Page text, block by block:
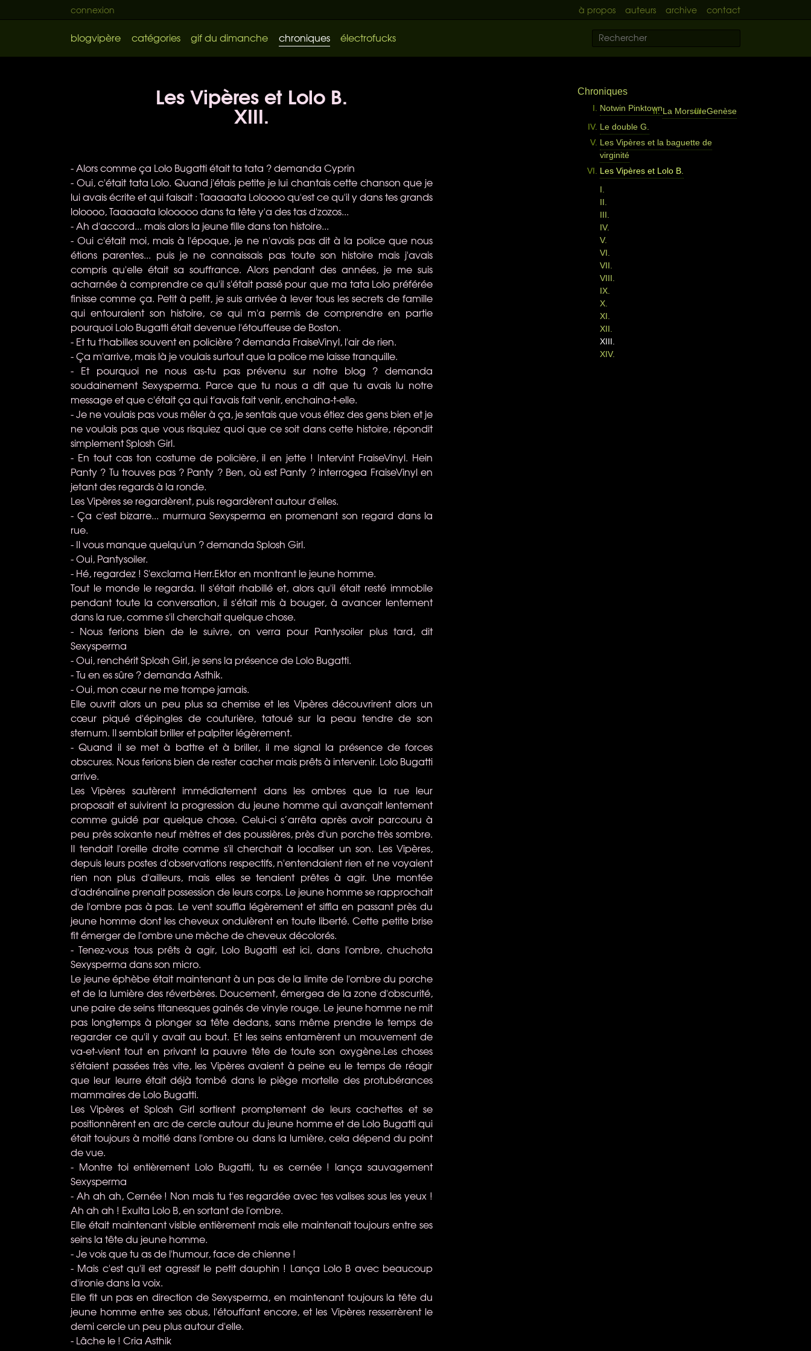
connexion à propos auteurs archive contact
blogvipère catégories gif du dimanche chroniques électrofucks
Chroniques
Notwin PinktownLa MorsureGenèse
Le double G.
Les Vipères et la baguette de
virginité
Les Vipères et Lolo B.
I.
II.
III.
IV.
V.
VI.
VII.
VIII.
IX.
X.
XI.
XII.
XIII.
XIV.
Les Vipères et Lolo B.
XIII.
- Alors comme ça Lolo Bugatti était ta tata ? demanda Cyprin
- Oui, c'était tata Lolo. Quand j'étais petite je lui chantais cette chanson que je
lui avais écrite et qui faisait : Taaaaata Loloooo qu'est ce qu'il y dans tes grands
loloooo, Taaaaata lolooooo dans ta tête y'a des tas d'zozos...
- Ah d'accord... mais alors la jeune fille dans ton histoire...
- Oui c'était moi, mais à l'époque, je ne n'avais pas dit à la police que nous
étions parentes... puis je ne connaissais pas toute son histoire mais j'avais
compris qu'elle était sa souffrance. Alors pendant des années, je me suis
acharnée à comprendre ce qu'il s'était passé pour que ma tata Lolo préférée
finisse comme ça. Petit à petit, je suis arrivée à lever tous les secrets de famille
qui entouraient son histoire, ce qui m'a permis de comprendre en partie
pourquoi Lolo Bugatti était devenue l'étouffeuse de Boston.
- Et tu t'habilles souvent en policière ? demanda FraiseVinyl, l'air de rien.
- Ça m'arrive, mais là je voulais surtout que la police me laisse tranquille.
- Et pourquoi ne nous as-tu pas prévenu sur notre blog ? demanda
soudainement Sexysperma. Parce que tu nous a dit que tu avais lu notre
message et que c'était ça qui t'avais fait venir, enchaina-t-elle.
- Je ne voulais pas vous mêler à ça, je sentais que vous étiez des gens bien et je
ne voulais pas que vous risquiez quoi que ce soit dans cette histoire, répondit
simplement Splosh Girl.
- En tout cas ton costume de policière, il en jette ! Intervint FraiseVinyl. Hein
Panty ? Tu trouves pas ? Panty ? Ben, où est Panty ? interrogea FraiseVinyl en
jetant des regards à la ronde.
Les Vipères se regardèrent, puis regardèrent autour d'elles.
- Ça c'est bizarre... murmura Sexysperma en promenant son regard dans la
rue.
- Il vous manque quelqu'un ? demanda Splosh Girl.
- Oui, Pantysoiler.
- Hé, regardez ! S'exclama Herr.Ektor en montrant le jeune homme.
Tout le monde le regarda. Il s'était rhabillé et, alors qu'il était resté immobile
pendant toute la conversation, il s'était mis à bouger, à avancer lentement
dans la rue, comme s'il cherchait quelque chose.
- Nous ferions bien de le suivre, on verra pour Pantysoiler plus tard, dit
Sexysperma
- Oui, renchérit Splosh Girl, je sens la présence de Lolo Bugatti.
- Tu en es sûre ? demanda Asthik.
- Oui, mon cœur ne me trompe jamais.
Elle ouvrit alors un peu plus sa chemise et les Vipères découvrirent alors un
cœur piqué d'épingles de couturière, tatoué sur la peau tendre de son
sternum. Il semblait briller et palpiter légèrement.
- Quand il se met à battre et à briller, il me signal la présence de forces
obscures. Nous ferions bien de rester cacher mais prêts à intervenir. Lolo Bugatti
arrive.
Les Vipères sautèrent immédiatement dans les ombres que la rue leur
proposait et suivirent la progression du jeune homme qui avançait lentement
comme guidé par quelque chose. Celui-ci s’arrêta après avoir parcouru à
peu près soixante neuf mètres et des poussières, près d'un porche très sombre.
Il tendait l'oreille droite comme s'il cherchait à localiser un son. Les Vipères,
depuis leurs postes d'observations respectifs, n'entendaient rien et ne voyaient
rien non plus d'ailleurs, mais elles se tenaient prêtes à agir. Une montée
d'adrénaline prenait possession de leurs corps. Le jeune homme se rapprochait
de l'ombre pas à pas. Le vent souffla légèrement et siffla en passant près du
jeune homme dont les cheveux ondulèrent en toute liberté. Cette petite brise
fit émerger de l'ombre une mèche de cheveux décolorés.
- Tenez-vous tous prêts à agir, Lolo Bugatti est ici, dans l'ombre, chuchota
Sexysperma dans son micro.
Le jeune éphèbe était maintenant à un pas de la limite de l'ombre du porche
et de la lumière des réverbères. Doucement, émergea de la zone d'obscurité,
une paire de seins titanesques gainés de vinyle rouge. Le jeune homme ne mit
pas longtemps à plonger sa tête dedans, sans même prendre le temps de
regarder ce qu'il y avait au bout. Et les seins entamèrent un mouvement de
va-et-vient tout en privant la pauvre tête de toute son oxygène.Les choses
s'étaient passées très vite, les Vipères avaient à peine eu le temps de réagir
que leur leurre était déjà tombé dans le piège mortelle des protubérances
mammaires de Lolo Bugatti.
Les Vipères et Splosh Girl sortirent promptement de leurs cachettes et se
positionnèrent en arc de cercle autour du jeune homme et de Lolo Bugatti qui
était toujours à moitié dans l'ombre ou dans la lumière, cela dépend du point
de vue.
- Montre toi entièrement Lolo Bugatti, tu es cernée ! lança sauvagement
Sexysperma
- Ah ah ah, Cernée ! Non mais tu t'es regardée avec tes valises sous les yeux !
Ah ah ah ! Exulta Lolo B, en sortant de l'ombre.
Elle était maintenant visible entièrement mais elle maintenait toujours entre ses
seins la tête du jeune homme.
- Je vois que tu as de l'humour, face de chienne !
- Mais c'est qu'il est agressif le petit dauphin ! Lança Lolo B avec beaucoup
d'ironie dans la voix.
Elle fit un pas en direction de Sexysperma, en maintenant toujours la tête du
jeune homme entre ses obus, l'étouffant encore, et les Vipères resserrèrent le
demi cercle un peu plus autour d'elle.
- Lâche le ! Cria Asthik